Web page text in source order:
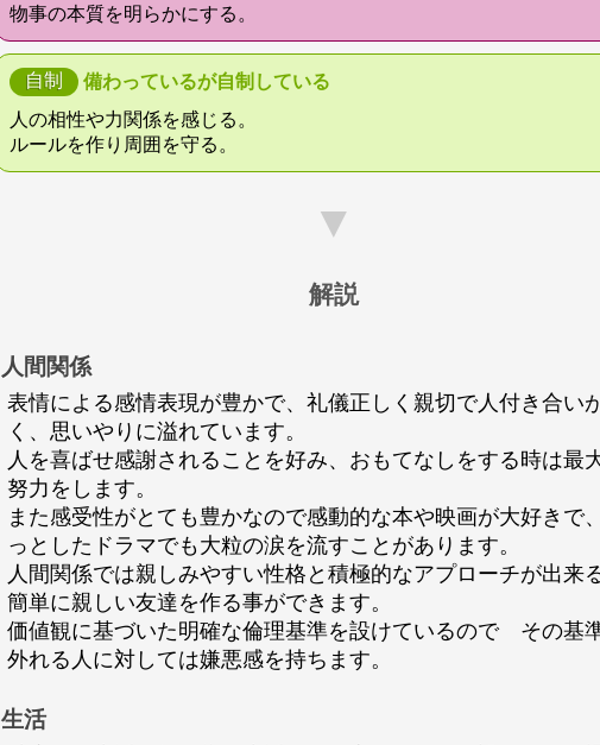
物事の本質を明らかにする。
自制
備わっているが自制している
人の相性や力関係を感じる。
ルールを作り周囲を守る。
▼
解説
人間関係
表情による感情表現が豊かで、礼儀正しく親切で人付き合い
く、思いやりに溢れています。
人を喜ばせ感謝されることを好み、おもてなしをする時は最
努力をします。
また感受性がとても豊かなので感動的な本や映画が大好きで
っとしたドラマでも大粒の涙を流すことがあります。
人間関係では親しみやすい性格と積極的なアプローチが出来
簡単に親しい友達を作る事ができます。
価値観に基づいた明確な倫理基準を設けているので その基
外れる人に対しては嫌悪感を持ちます。
生活